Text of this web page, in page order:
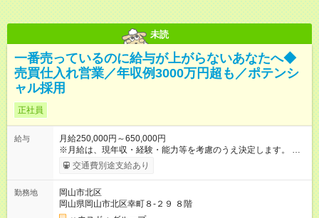
未読
一番売っているのに給与が上がらないあなたへ◆
売買仕入れ営業／年収例3000万円超も／ポテンシ
ャル採用
正社員
給与
月給250,000円～650,000円
※月給は、現年収・経験・能力等を考慮のうえ決定します。 ※実
力に応じて月給400，000円～830，000円スタートも可能で
す。 ──────────── 業界屈指のインセンティブ
に対して最大17％。成果を出した営業に対して、最大限の還元
をすることをお約束します。 【入社6年目以降の平均年収】
交通費別途支給あり
勤務地
岡山市北区
岡山県岡山市北区幸町８-２９ ８階